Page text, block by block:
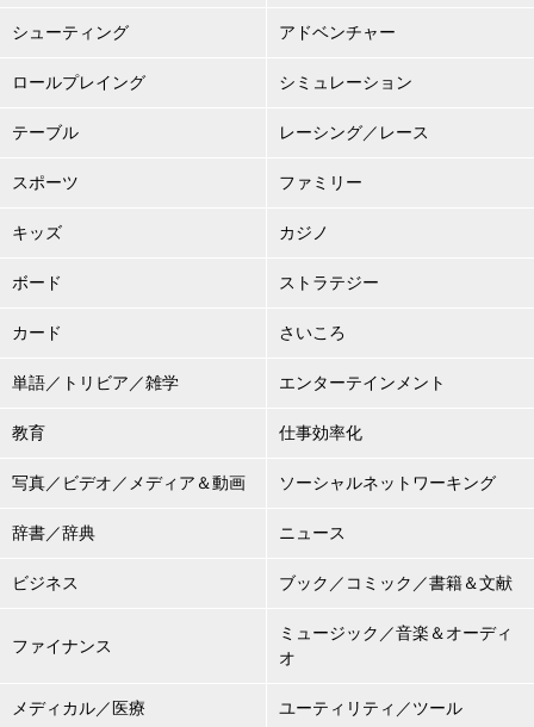
シューティング アドベンチャー
ロールプレイング シミュレーション
テーブル レーシング／レース
スポーツ ファミリー
キッズ カジノ
ボード ストラテジー
カード さいころ
単語／トリビア／雑学 エンターテインメント
教育 仕事効率化
写真／ビデオ／メディア＆動画 ソーシャルネットワーキング
辞書／辞典 ニュース
ビジネス ブック／コミック／書籍＆文献
ファイナンス
ミュージック／音楽＆オーディ
オ
メディカル／医療 ユーティリティ／ツール